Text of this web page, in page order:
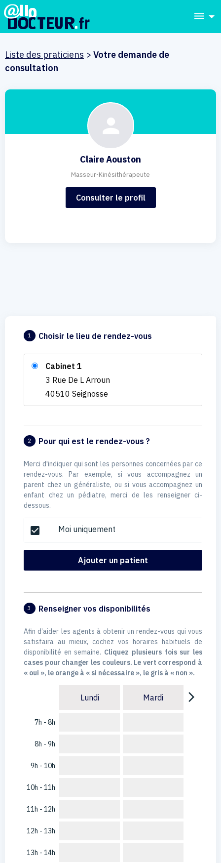
dehaze
Liste des praticiens > Votre demande de
consultation
Claire Aouston
Masseur-Kinésithérapeute
Consulter le profil
1 Choisir le lieu de rendez-vous
Cabinet 1
3 Rue De L Arroun
40510 Seignosse
2 Pour qui est le rendez-vous ?
Merci d'indiquer qui sont les personnes concernées par ce
rendez-vous. Par exemple, si vous accompagnez un
parent chez un généraliste, ou si vous accompagnez un
enfant chez un pédiatre, merci de les renseigner ci-
dessous.
check_box Moi uniquement
Ajouter un patient
3 Renseigner vos disponibilités
Afin d’aider les agents à obtenir un rendez-vous qui vous
satisfaira au mieux, cochez vos horaires habituels de
disponibilité en semaine. Cliquez plusieurs fois sur les
cases pour changer les couleurs. Le vert correspond à
« oui », le orange à « si nécessaire », le gris à « non ».
7h - 8h
8h - 9h
9h - 10h
10h - 11h
11h - 12h
12h - 13h
13h - 14h
Lundi Mardi arrow_forward_ios